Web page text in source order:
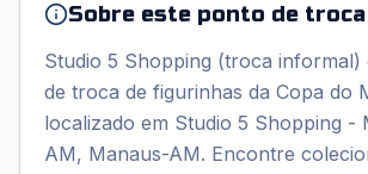
Sobre este ponto de troca
Studio 5 Shopping (troca informal)
de troca de figurinhas da Copa do
localizado em Studio 5 Shopping -
AM, Manaus-AM. Encontre